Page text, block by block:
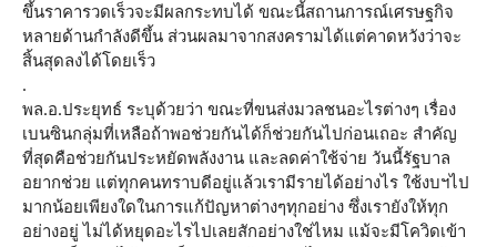
ขึ้นราคารวดเร็วจะมีผลกระทบได้ ขณะนี้สถานการณ์เศรษฐกิจ
หลายด้านกำลังดีขึ้น ส่วนผลมาจากสงครามได้แต่คาดหวังว่าจะ
สิ้นสุดลงได้โดยเร็ว
.
พล.อ.ประยุทธ์ ระบุด้วยว่า ขณะที่ขนส่งมวลชนอะไรต่างๆ เรื่อง
เบนซินกลุ่มที่เหลือถ้าพอช่วยกันได้ก็ช่วยกันไปก่อนเถอะ สำคัญ
ที่สุดคือช่วยกันประหยัดพลังงาน และลดค่าใช้จ่าย วันนี้รัฐบาล
อยากช่วย แต่ทุกคนทราบดีอยู่แล้วเรามีรายได้อย่างไร ใช้งบฯไป
มากน้อยเพียงใดในการแก้ปัญหาต่างๆทุกอย่าง ซึ่งเรายังให้ทุก
อย่างอยู่ ไม่ได้หยุดอะไรไปเลยสักอย่างใช่ไหม แม้จะมีโควิดเข้า